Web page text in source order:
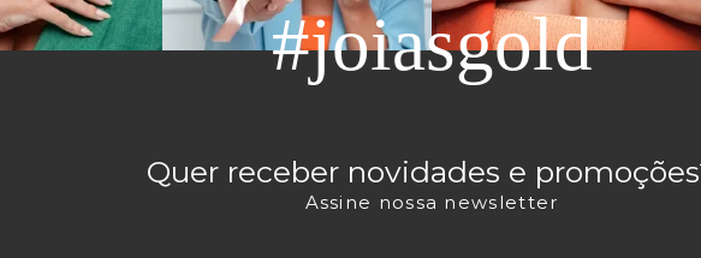
#joiasgold
Quer receber novidades e
Assine nossa newsletter